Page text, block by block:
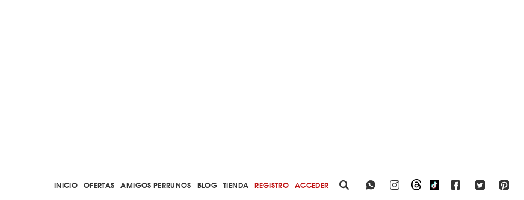
INICIO OFERTAS AMIGOS PERRUNOS BLOG TIENDA REGISTRO ACCEDER